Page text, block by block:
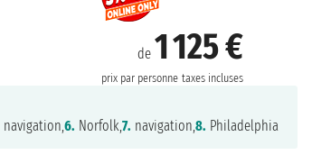
de 1 125 €
prix par personne taxes incluses
navigation,6. Norfolk,7. navigation,8. Philadelphia